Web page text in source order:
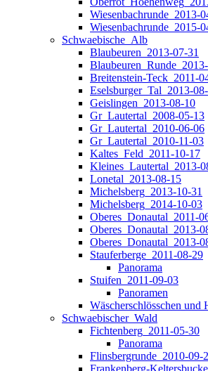
Wiesenbachrunde_2013-
Wiesenbachrunde_2015-
Schwaebische_Alb
Blaubeuren_2013-07-31
Breitenstein-Teck_2011-
Eselsburger_Tal_2013-
Geislingen_2013-08-10
Gr_Lautertal_2008-05-13
Gr_Lautertal_2010-06-06
Gr_Lautertal_2010-11-03
Kaltes_Feld_2011-10-17
Kleines_Lautertal_2013-
Lonetal_2013-08-15
Michelsberg_2013-10-31
Michelsberg_2014-10-03
Oberes_Donautal_2011-
Oberes_Donautal_2013-
Oberes_Donautal_2013-
Stauferberge_2011-08-29
Panorama
Stuifen_2011-09-03
Panoramen
Wäscherschlösschen und
Schwaebischer_Wald
Fichtenberg_2011-05-30
Panorama
Flinsbergrunde_2010-09-
Frankenberg-